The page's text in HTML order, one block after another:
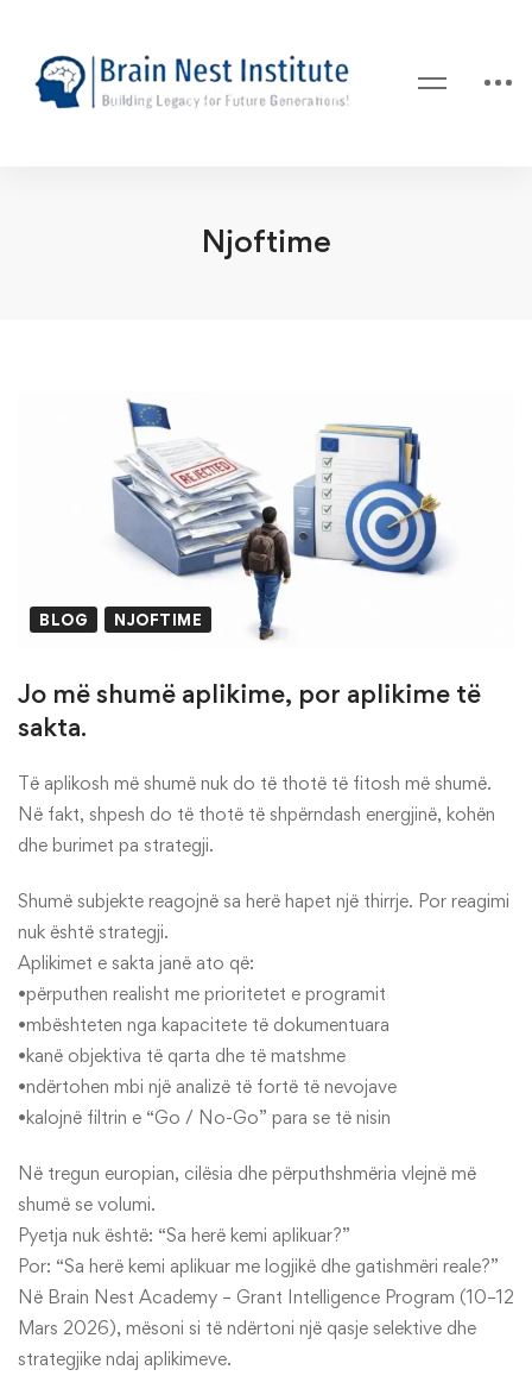
Njoftime
BLOG NJOFTIME
Jo më shumë aplikime, por aplikime të
sakta.
Të aplikosh më shumë nuk do të thotë të fitosh më shumë.
Në fakt, shpesh do të thotë të shpërndash energjinë, kohën
dhe burimet pa strategji.
Shumë subjekte reagojnë sa herë hapet një thirrje. Por reagimi
nuk është strategji.
Aplikimet e sakta janë ato që:
•përputhen realisht me prioritetet e programit
•mbështeten nga kapacitete të dokumentuara
•kanë objektiva të qarta dhe të matshme
•ndërtohen mbi një analizë të fortë të nevojave
•kalojnë filtrin e “Go / No-Go” para se të nisin
Në tregun europian, cilësia dhe përputhshmëria vlejnë më
shumë se volumi.
Pyetja nuk është: “Sa herë kemi aplikuar?”
Por: “Sa herë kemi aplikuar me logjikë dhe gatishmëri reale?”
Në Brain Nest Academy – Grant Intelligence Program (10–12
Mars 2026), mësoni si të ndërtoni një qasje selektive dhe
strategjike ndaj aplikimeve.